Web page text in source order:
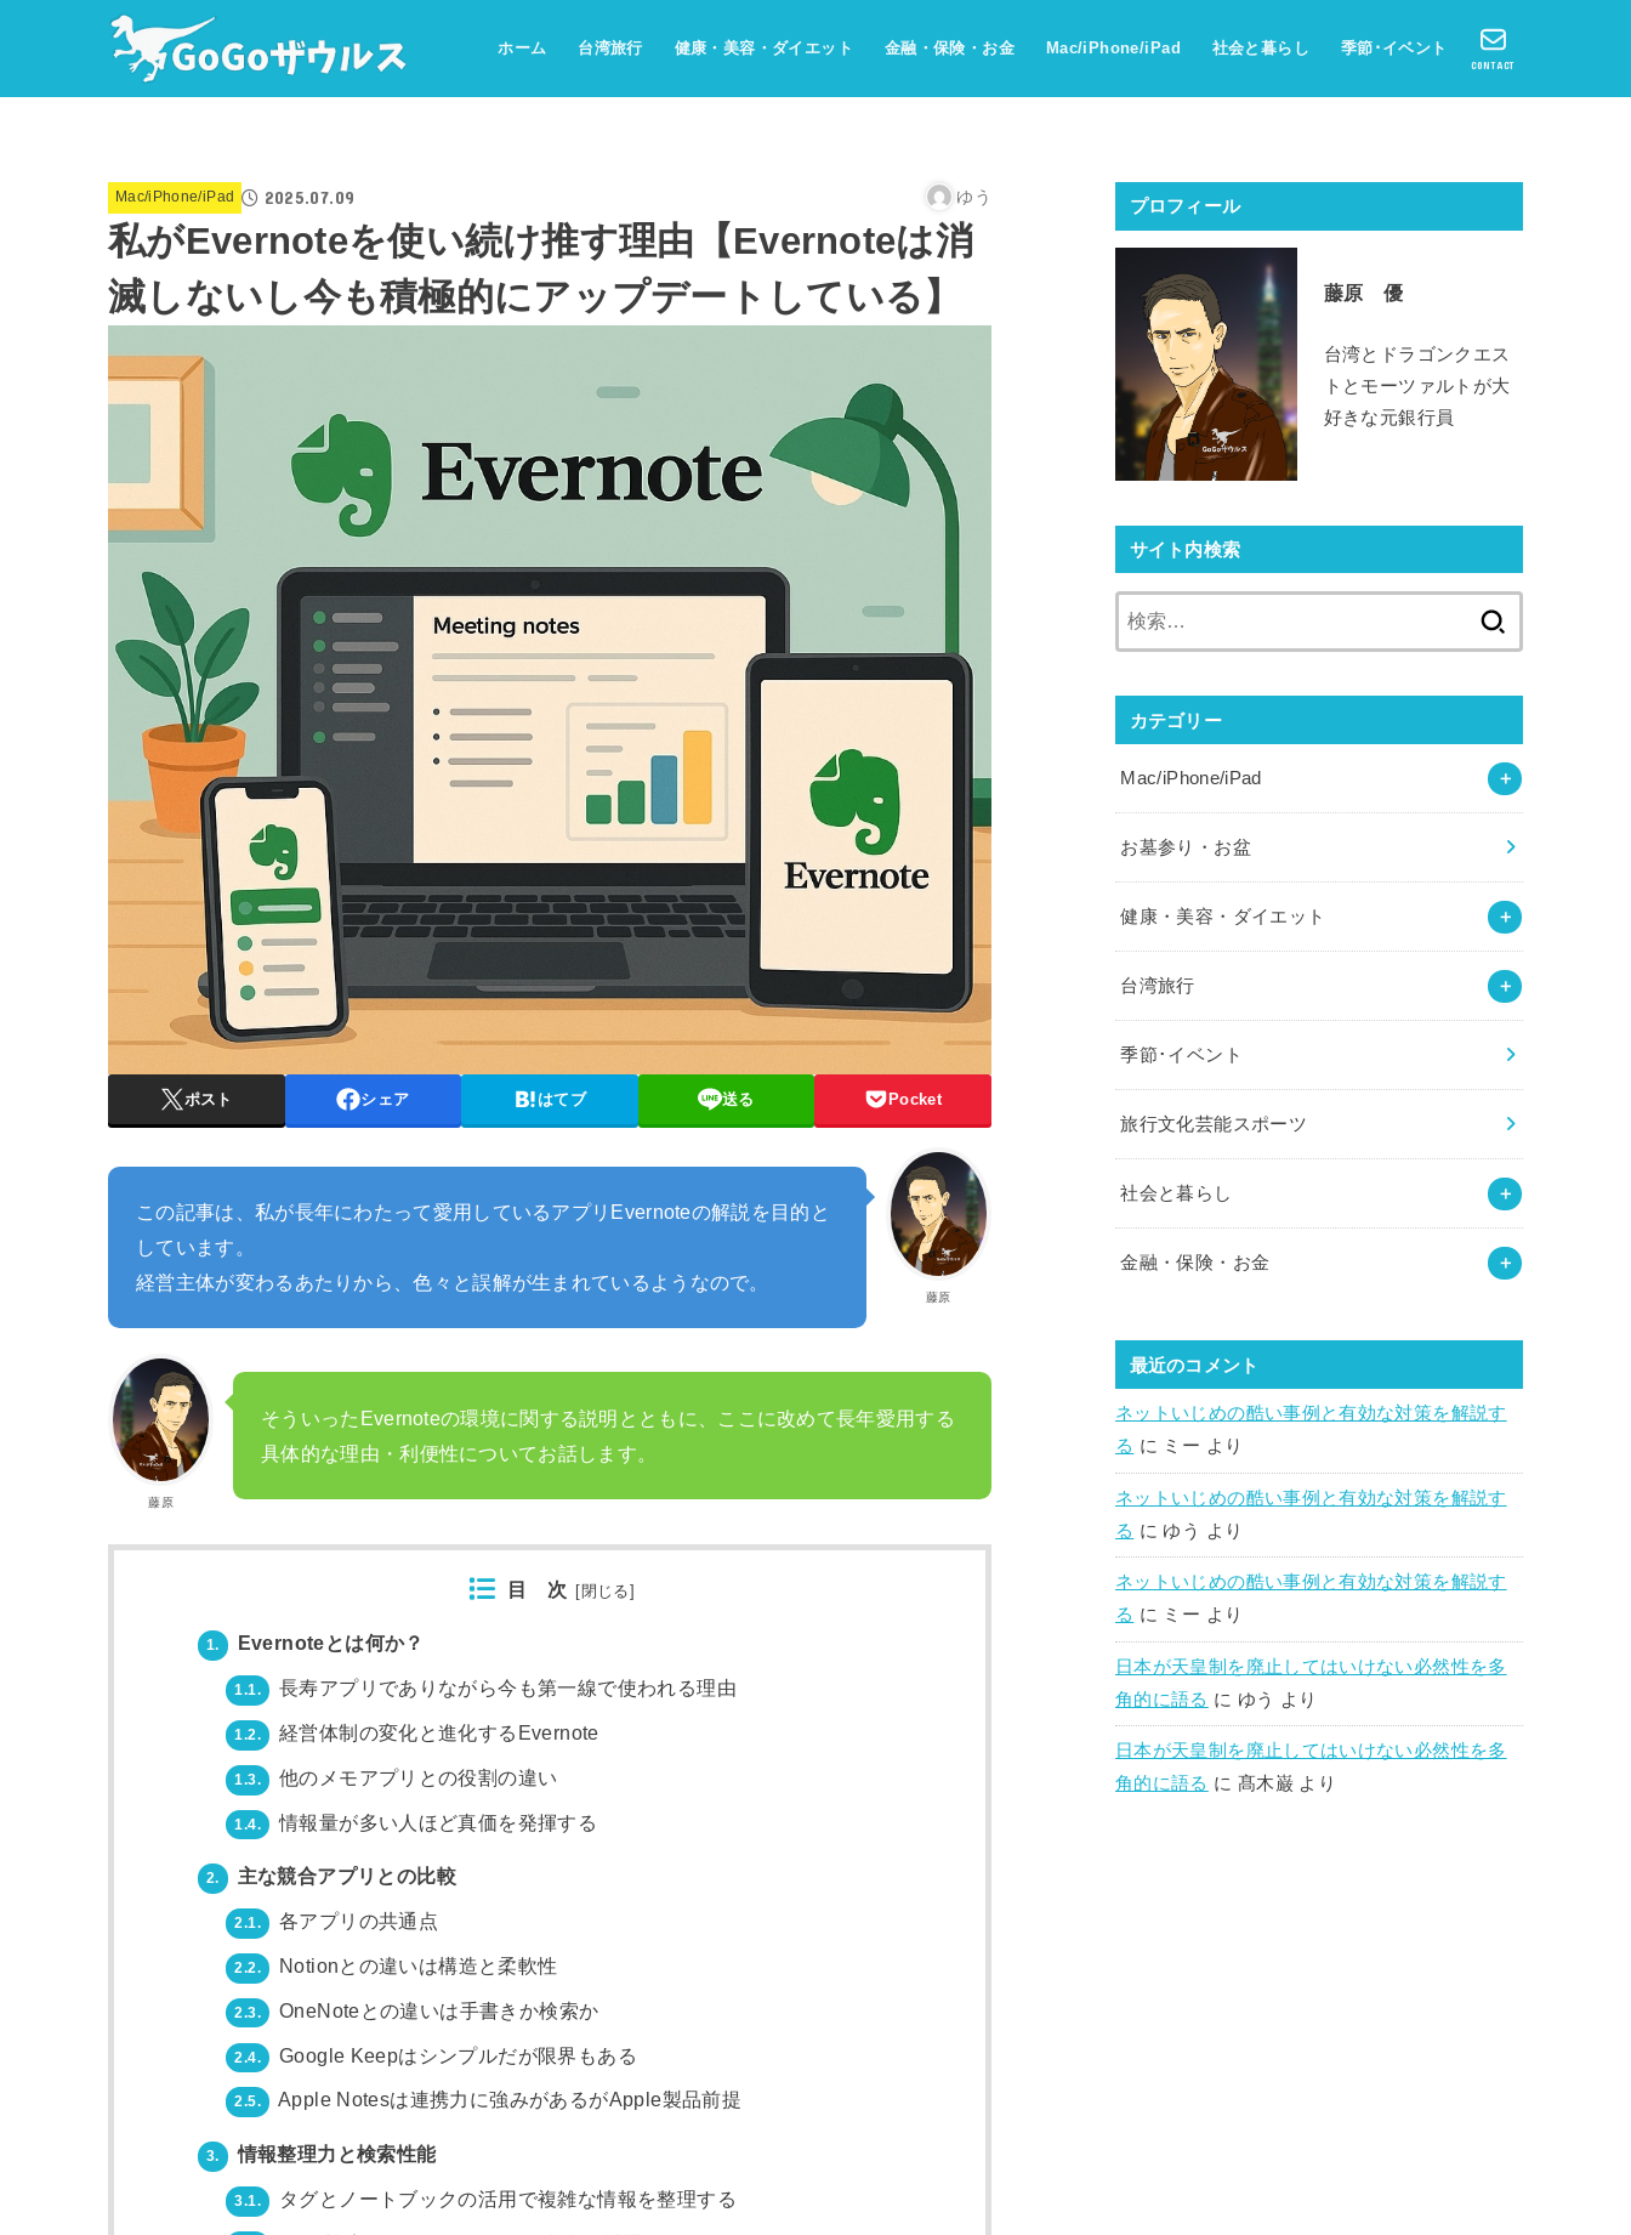
ホーム 台湾旅行 健康・美容・ダイエット 金融・保険・お金 Mac/iPhone/iPad 社会と暮らし 季節･イベント
CONTACT
Mac/iPhone/iPad 2025.07.09 ゆう
私がEvernoteを使い続け推す理由【Evernoteは消
滅しないし今も積極的にアップデートしている】
ポスト シェア はてブ 送る Pocket
藤原
この記事は、私が長年にわたって愛用しているアプリEvernoteの解説を目的と
しています。
経営主体が変わるあたりから、色々と誤解が生まれているようなので。
藤原
そういったEvernoteの環境に関する説明とともに、ここに改めて長年愛用する
具体的な理由・利便性についてお話します。
目 次 [閉じる]
1. Evernoteとは何か？
1.1. 長寿アプリでありながら今も第一線で使われる理由
1.2. 経営体制の変化と進化するEvernote
1.3. 他のメモアプリとの役割の違い
1.4. 情報量が多い人ほど真価を発揮する
2. 主な競合アプリとの比較
2.1. 各アプリの共通点
2.2. Notionとの違いは構造と柔軟性
2.3. OneNoteとの違いは手書きか検索か
2.4. Google Keepはシンプルだが限界もある
2.5. Apple Notesは連携力に強みがあるがApple製品前提
3. 情報整理力と検索性能
3.1. タグとノートブックの活用で複雑な情報を整理する
プロフィール
藤原 優
台湾とドラゴンクエス
トとモーツァルトが大
好きな元銀行員
サイト内検索
カテゴリー
Mac/iPhone/iPad
お墓参り・お盆
健康・美容・ダイエット
台湾旅行
季節･イベント
旅行文化芸能スポーツ
社会と暮らし
金融・保険・お金
最近のコメント
ネットいじめの酷い事例と有効な対策を解説す
る に ミー より
ネットいじめの酷い事例と有効な対策を解説す
る に ゆう より
ネットいじめの酷い事例と有効な対策を解説す
る に ミー より
日本が天皇制を廃止してはいけない必然性を多
角的に語る に ゆう より
日本が天皇制を廃止してはいけない必然性を多
角的に語る に 髙木巌 より